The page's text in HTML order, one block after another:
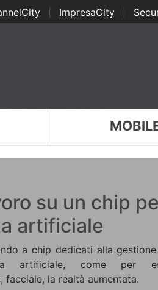
ImpresaCity
su un chip
artificiale
a chip dedicati alla
artificiale, come per
facciale, la realtà aumentata.